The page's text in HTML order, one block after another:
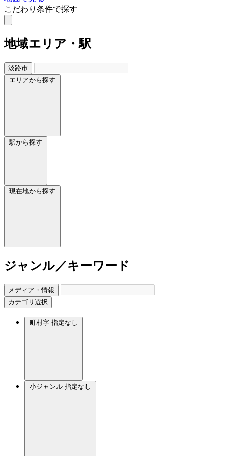
こだわり条件で探す
地域エリア・駅
淡路市
エリアから探す
駅から探す
現在地から探す
ジャンル／キーワード
メディア・情報
カテゴリ選択
町村字 指定なし
小ジャンル 指定なし